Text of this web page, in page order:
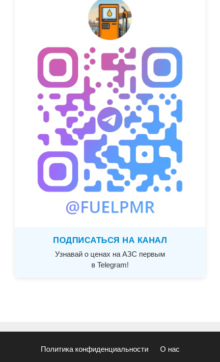
ПОДПИСАТЬСЯ НА КАНАЛ
Узнавай о ценах на АЗС первым
в Telegram!
Политика конфиденциальности О нас